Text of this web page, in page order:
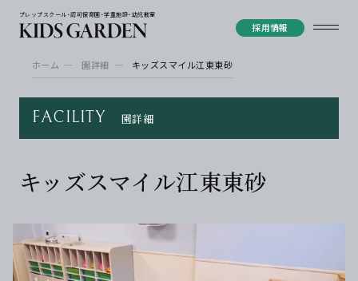
プレップスクール・認可保育園・学童施設・幼児教室
採用情報
ホーム 園詳細 キッズスマイル江東東砂
FACILITY 園詳細
キッズスマイル江東東砂